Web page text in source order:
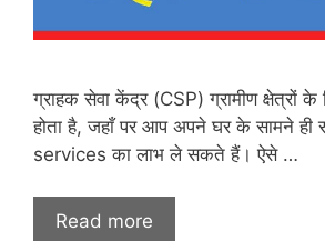
ग्राहक सेवा केंद्र (CSP) ग्रामीण क्षेत्रों
होता है, जहाँ पर आप अपने घर के सामने ही
services का लाभ ले सकते हैं। ऐसे …
Read more